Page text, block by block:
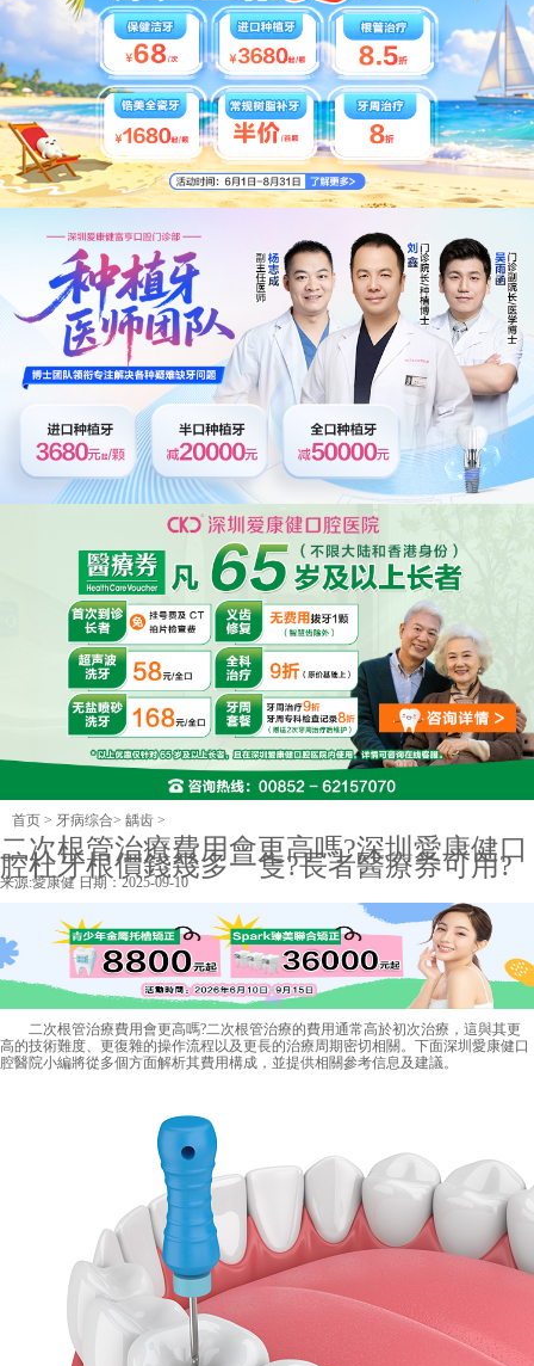
首页 > 牙病综合> 龋齿 >
二次根管治療費用會更高嗎?深圳愛康健口
腔杜牙根價錢幾多一隻?長者醫療券可用?
来源:愛康健日期：2025-09-10
二次根管治療費用會更高嗎?二次根管治療的費用通常高於初次治療，這與其更
高的技術難度、更復雜的操作流程以及更長的治療周期密切相關。下面深圳愛康健口
腔醫院小編將從多個方面解析其費用構成，並提供相關參考信息及建議。